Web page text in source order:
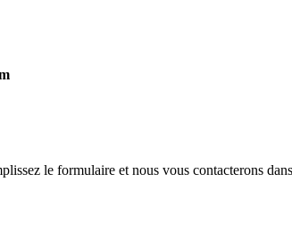
le formulaire et nous vous contacterons